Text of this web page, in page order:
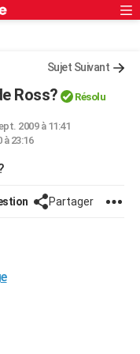
Sujet Suivant
Ross? Résolu
2009 à 11:41
à 23:16
Partager